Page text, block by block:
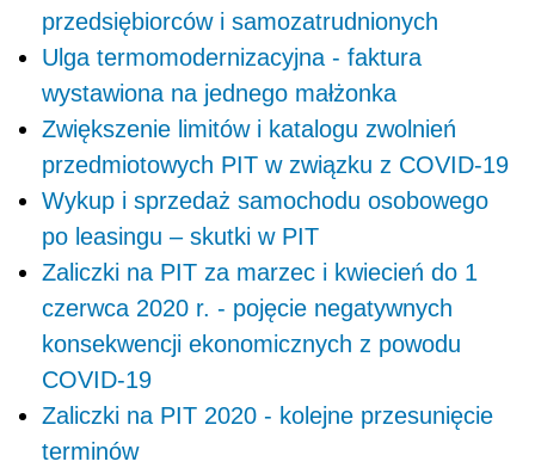
przedsiębiorców i samozatrudnionych
Ulga termomodernizacyjna - faktura
wystawiona na jednego małżonka
Zwiększenie limitów i katalogu zwolnień
przedmiotowych PIT w związku z COVID-19
Wykup i sprzedaż samochodu osobowego
po leasingu – skutki w PIT
Zaliczki na PIT za marzec i kwiecień do 1
czerwca 2020 r. - pojęcie negatywnych
konsekwencji ekonomicznych z powodu
COVID-19
Zaliczki na PIT 2020 - kolejne przesunięcie
terminów